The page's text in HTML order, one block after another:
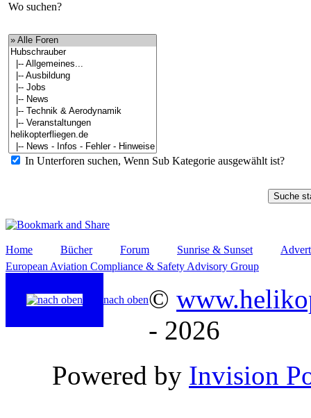
Wo suchen?
In Unterforen suchen, Wenn Sub Kategorie ausgewählt ist?
Home Bücher Forum Sunrise & Sunset
European Aviation Compliance & Safety Advisory Group
nach oben©
- 2026
Powered by Invision